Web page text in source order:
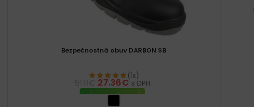
Bezpečnostná obuv DARBON SB
(1x)
27.36€ s DPH
VÝBER MOŽNOSTÍ